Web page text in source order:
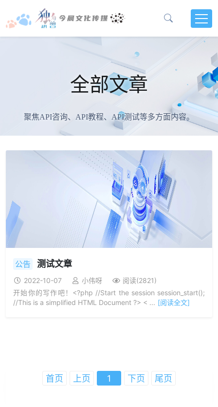
全部文章
聚焦API咨询、API教程、API测试等多方面内容。
公告 测试文章
2022-10-07 小伟呀
阅读(2821)
开始你的写作吧！<?php //Start the session session_start();
//This is a simplified HTML Document ?> < ... [阅读全文]
首页 上页 1 下页 尾页